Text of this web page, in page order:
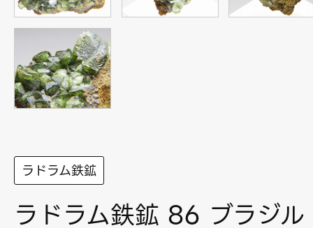
ラドラム鉄鉱
ラドラム鉄鉱 86 ブラジル